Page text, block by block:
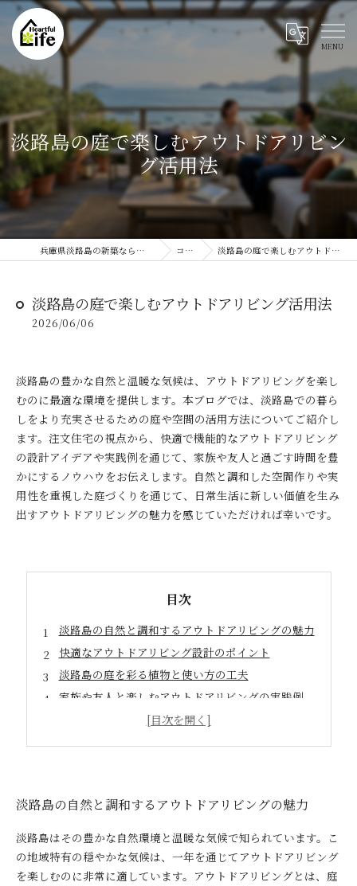
淡路島の庭で楽しむアウトドアリビン
グ活用法
兵庫県淡路島の新築ならハートフルライフ コラム 淡路島の庭で楽しむアウトドアリビング活用法
淡路島の庭で楽しむアウトドアリビング活用法
2026/06/06
淡路島の豊かな自然と温暖な気候は、アウトドアリビングを楽し
むのに最適な環境を提供します。本ブログでは、淡路島での暮ら
しをより充実させるための庭や空間の活用方法についてご紹介し
ます。注文住宅の視点から、快適で機能的なアウトドアリビング
の設計アイデアや実践例を通じて、家族や友人と過ごす時間を豊
かにするノウハウをお伝えします。自然と調和した空間作りや実
用性を重視した庭づくりを通じて、日常生活に新しい価値を生み
出すアウトドアリビングの魅力を感じていただければ幸いです。
目次
淡路島の自然と調和するアウトドアリビングの魅力
快適なアウトドアリビング設計のポイント
淡路島の庭を彩る植物と使い方の工夫
家族や友人と楽しむアウトドアリビングの実践例
アウトドアリビングがもたらす新しい暮らしの価値
淡路島の自然と調和するアウトドアリビングの魅力
淡路島はその豊かな自然環境と温暖な気候で知られています。こ
の地域特有の穏やかな気候は、一年を通じてアウトドアリビング
を楽しむのに非常に適しています。アウトドアリビングとは、庭